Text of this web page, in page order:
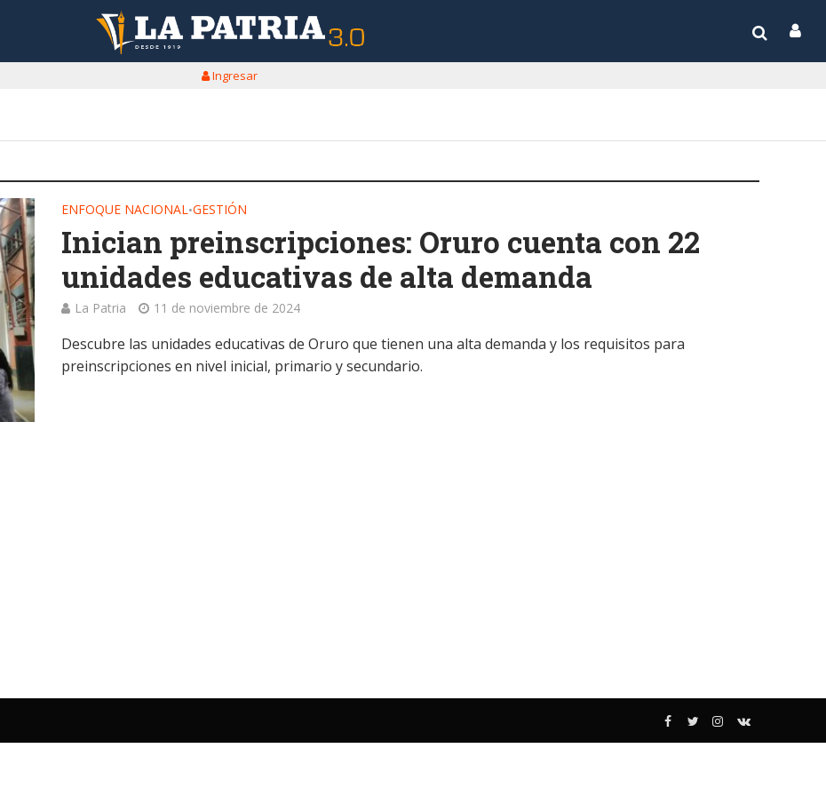
Ingresar
ENFOQUE NACIONAL•GESTIÓN
Inician preinscripciones: Oruro cuenta con 22
unidades educativas de alta demanda
La Patria 11 de noviembre de 2024
Descubre las unidades educativas de Oruro que tienen una alta demanda y los requisitos para
preinscripciones en nivel inicial, primario y secundario.